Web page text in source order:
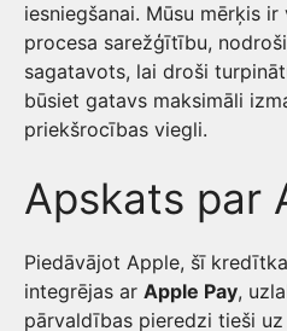
iesniegšanai. Mūsu mērķis
procesa sarežģītību,
sagatavots, lai droši
būsiet gatavs maksimāli
priekšrocības viegli.
Apskats par
Piedāvājot Apple, šī
integrējas ar Apple Pay,
pārvaldības pieredzi tieši